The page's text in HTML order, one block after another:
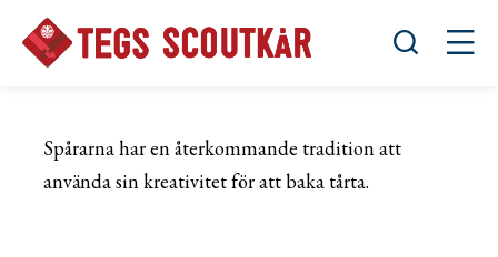
Öppna
Spårarna har en återkommande tradition att
använda sin kreativitet för att baka tårta.